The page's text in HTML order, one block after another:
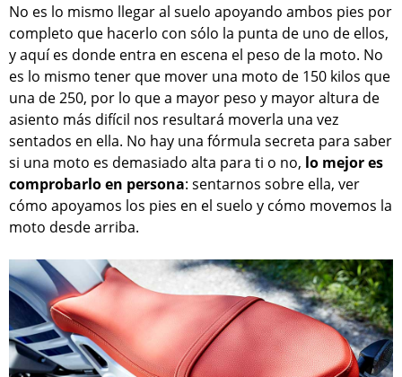
No es lo mismo llegar al suelo apoyando ambos pies por
completo que hacerlo con sólo la punta de uno de ellos,
y aquí es donde entra en escena el peso de la moto. No
es lo mismo tener que mover una moto de 150 kilos que
una de 250, por lo que a mayor peso y mayor altura de
asiento más difícil nos resultará moverla una vez
sentados en ella. No hay una fórmula secreta para saber
si una moto es demasiado alta para ti o no, lo mejor es
comprobarlo en persona: sentarnos sobre ella, ver
cómo apoyamos los pies en el suelo y cómo movemos la
moto desde arriba.